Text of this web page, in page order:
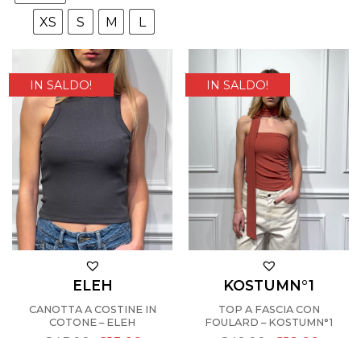
XS
S M L
IN SALDO!
ELEH
CANOTTA A COSTINE IN
COTONE – ELEH
IN SALDO!
KOSTUMN°1
TOP A FASCIA CON
FOULARD – KOSTUMN°1